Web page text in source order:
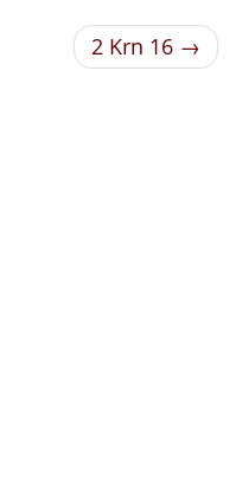
2 Krn 16 →